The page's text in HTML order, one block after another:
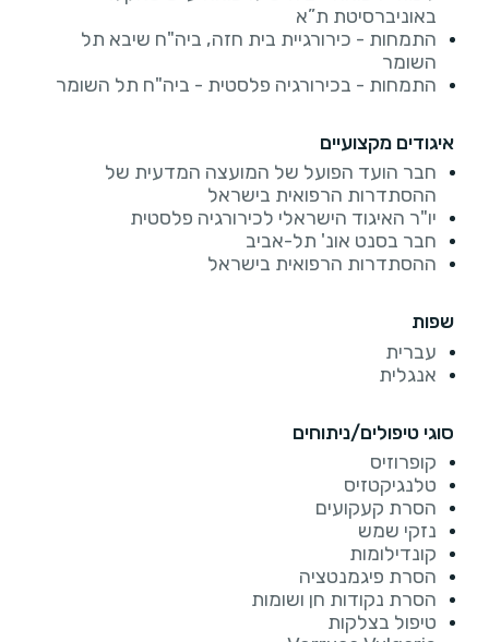
באוניברסיטת ת”א
התמחות - כירורגיית בית חזה, ביה"ח שיבא תל
השומר
התמחות - בכירורגיה פלסטית - ביה"ח תל השומר
איגודים מקצועיים
חבר הועד הפועל של המועצה המדעית של
ההסתדרות הרפואית בישראל
יו"ר האיגוד הישראלי לכירורגיה פלסטית
חבר בסנט אונ' תל-אביב
ההסתדרות הרפואית בישראל
שפות
עברית
אנגלית
סוגי טיפולים/ניתוחים
קופרוזיס
טלנגיקטזיס
הסרת קעקועים
נזקי שמש
קונדילומות
הסרת פיגמנטציה
הסרת נקודות חן ושומות
טיפול בצלקות